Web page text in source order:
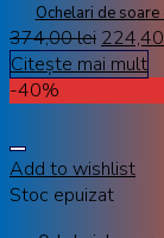
Ochelari de
374,00lei 224,40
Citește mai mult
-40%
Add to wishlist
Stoc epuizat